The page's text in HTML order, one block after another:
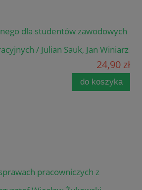
dla studentów zawodowych
/ Julian Sauk, Jan Winiarz
24,90 zł
do koszyka
pracowniczych z